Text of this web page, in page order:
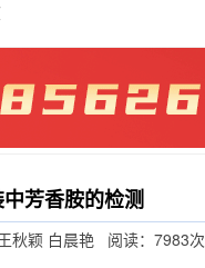
芳香胺的检测
秋颖 白晨艳 阅读：7983次